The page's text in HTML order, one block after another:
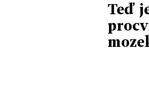
Teď